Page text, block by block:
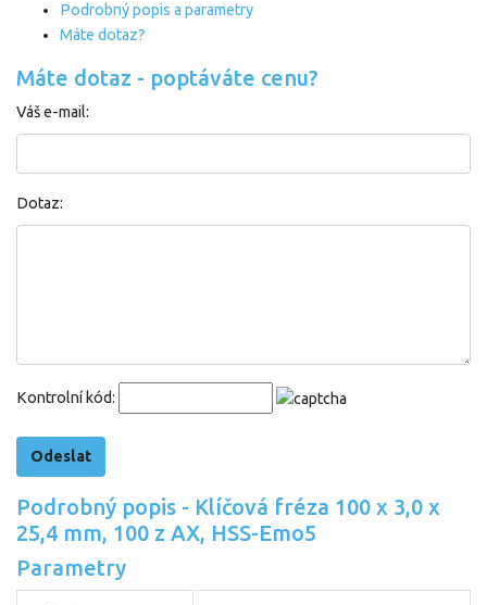
Podrobný popis a parametry
Máte dotaz?
Máte dotaz - poptáváte cenu?
Váš e-mail:
Dotaz:
Kontrolní kód:
Podrobný popis - Klíčová fréza 100 x 3,0 x
25,4 mm, 100 z AX, HSS-Emo5
Parametry